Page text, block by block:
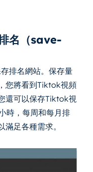
名（save-
排名網站。保存量
您將看到Tiktok視頻
還可以保存Tiktok視
時，每周和每月排
足各種需求。